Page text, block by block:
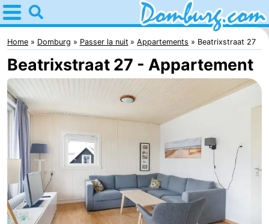
Home
Domburg
Astuces
Avec
les
enfants
Webcam
Webcam
Webcam
Plage
Passer
Home Domburg Passer la nuit Appartements Beatrixstraat 27
Beatrixstraat 27 - Appartement